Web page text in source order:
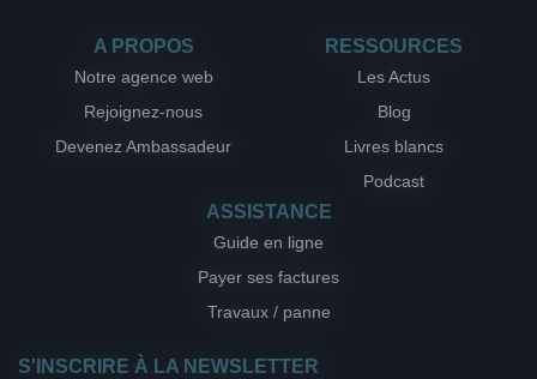
A PROPOS
Notre agence web
Rejoignez-nous
Devenez Ambassadeur
RESSOURCES
Les Actus
Blog
Livres blancs
Podcast
ASSISTANCE
Guide en ligne
Payer ses factures
Travaux / panne
S'INSCRIRE À LA NEWSLETTER